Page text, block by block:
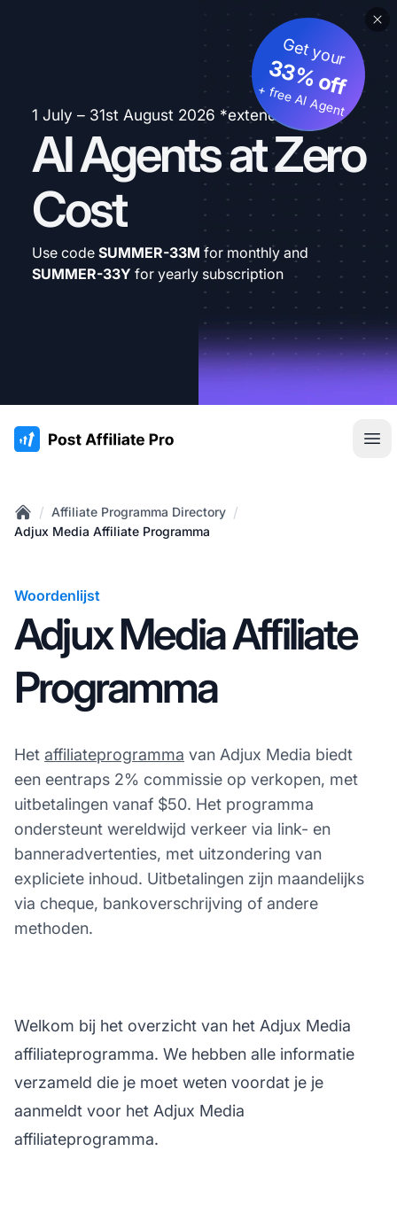
1 July – 31st August 2026 *extended
AI Agents at Zero
Cost
Get your
33% off
+ free AI Agent
Use code SUMMER-33M for monthly and
SUMMER-33Y for yearly subscription
:site.title
Home
/ Affiliate Programma Directory /
Adjux Media Affiliate Programma
Woordenlijst
Adjux Media Affiliate
Programma
Het affiliateprogramma van Adjux Media biedt
een eentraps 2% commissie op verkopen, met
uitbetalingen vanaf $50. Het programma
ondersteunt wereldwijd verkeer via link- en
banneradvertenties, met uitzondering van
expliciete inhoud. Uitbetalingen zijn maandelijks
via cheque, bankoverschrijving of andere
methoden.
Welkom bij het overzicht van het Adjux Media
affiliateprogramma. We hebben alle informatie
verzameld die je moet weten voordat je je
aanmeldt voor het Adjux Media
affiliateprogramma.